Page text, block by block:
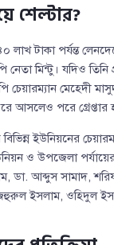
শেল্টার?
লাখ টাকা পর্যন্ত
নেতা মিন্টু। যদিও তিনি
চেয়ারম্যান মেহেদী
আসলেও পরে গ্রেপ্তার
ইউনিয়নের
ও উপজেলা
ডা. আব্দুস সামাদ,
ইসলাম, ওহিদুল